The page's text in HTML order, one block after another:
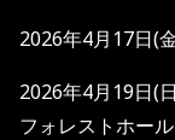
2026年4月 17日(
2026年4月 19日(日
フォレストホール